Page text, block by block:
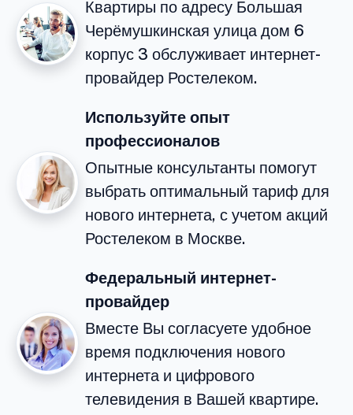
Квартиры по адресу Большая
Черёмушкинская улица дом 6
корпус 3 обслуживает интернет-
провайдер Ростелеком.
Используйте опыт
профессионалов
Опытные консультанты помогут
выбрать оптимальный тариф для
нового интернета, с учетом акций
Ростелеком в Москве.
Федеральный интернет-
провайдер
Вместе Вы согласуете удобное
время подключения нового
интернета и цифрового
телевидения в Вашей квартире.